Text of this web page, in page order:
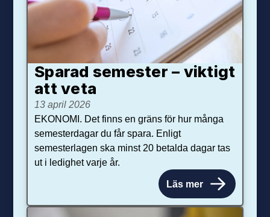
Sparad semester – viktigt
att veta
13 april 2026
EKONOMI. Det finns en gräns för hur många
semesterdagar du får spara. Enligt
semesterlagen ska minst 20 betalda dagar tas
ut i ledighet varje år.
Läs mer